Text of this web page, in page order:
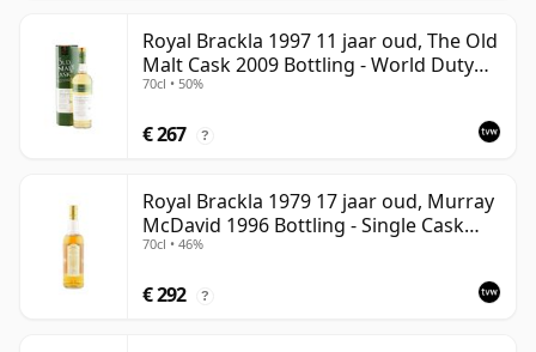
Royal Brackla 1997 11 jaar oud, The Old
Malt Cask 2009 Bottling - World Duty
Free Exclusive
70cl • 50%
€ 267 ?
Royal Brackla 1979 17 jaar oud, Murray
McDavid 1996 Bottling - Single Cask
#8825
70cl • 46%
€ 292 ?